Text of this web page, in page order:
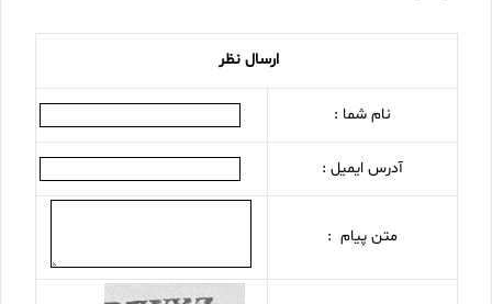
ارسال نظر
نام شما :
آدرس ایمیل :
متن پیام :